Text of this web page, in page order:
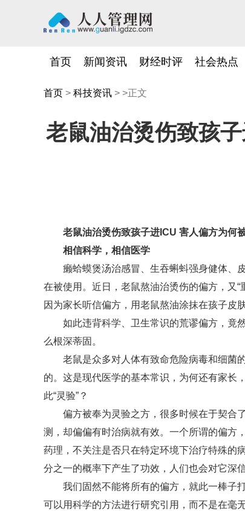
首页 新闻资讯 财经时评 社会热点
首页 > 科技资讯 > >正文
老鼠油治烫伤致孩
老鼠油治烫伤致孩子进ICU 害人偏方为何
相信科学，相信医学
癞蛤蟆煲汤治感冒、生吞蝌蚪强身健体
在被使用。近日，老鼠熬油治烫伤的偏方，又
因为家长听信偏方，用老鼠熬油涂抹在孩子皮
如此违背科学、卫生常识的荒谬偏方，竟
么根深蒂固。
老鼠是众多对人体有致命危险病毒和细菌
的。这是现代医学的基本常识，为何还有家长
此“灵验”？
偏方被奉为灵验之方，很多时候在于契合
测，却偏偏有时治病就有效。一个所谓的偏方
药理，不关注是否只在特定环境下治疗特殊的
分之一的概率下产生了功效，人们也会对它深
我们固然不能将所有的偏方，就此一棒子
可以用科学的方法进行研究引用，而不是在毫